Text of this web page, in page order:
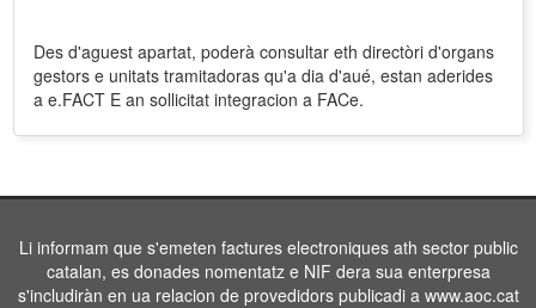
Des d'aguest apartat, poderà consultar eth directòri d'organs
gestors e unitats tramitadoras qu'a dia d'aué, estan aderides
a e.FACT E an sollicitat integracion a FACe.
Li informam que s'emeten factures electroniques ath sector public
catalan, es donades nomentatz e NIF dera sua enterpresa
s'includiràn en ua relacion de provedidors publicadi a www.aoc.cat